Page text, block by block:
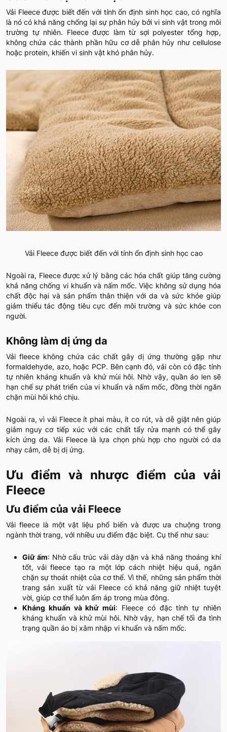
Vải Fleece được biết đến với tính ổn định sinh học cao, có nghĩa
là nó có khả năng chống lại sự phân hủy bởi vi sinh vật trong môi
trường tự nhiên. Fleece được làm từ sợi polyester tổng hợp,
không chứa các thành phần hữu cơ dễ phân hủy như cellulose
hoặc protein, khiến vi sinh vật khó phân hủy.
Vải Fleece được biết đến với tính ổn định sinh học cao
Ngoài ra, Fleece được xử lý bằng các hóa chất giúp tăng cường
khả năng chống vi khuẩn và nấm mốc. Việc không sử dụng hóa
chất độc hại và sản phẩm thân thiện với da và sức khỏe giúp
giảm thiểu tác động tiêu cực đến môi trường và sức khỏe con
người.
Không làm dị ứng da
Vải fleece không chứa các chất gây dị ứng thường gặp như
formaldehyde, azo, hoặc PCP. Bên cạnh đó, vải còn có đặc tính
tự nhiên kháng khuẩn và khử mùi hôi. Nhờ vậy, quần áo len sẽ
hạn chế sự phát triển của vi khuẩn và nấm mốc, đồng thời ngăn
chặn mùi hôi khó chịu.
Ngoài ra, vì vải Fleece ít phai màu, ít co rút, và dễ giặt nên giúp
giảm nguy cơ tiếp xúc với các chất tẩy rửa mạnh có thể gây
kích ứng da. Vải Fleece là lựa chọn phù hợp cho người có da
nhạy cảm, dễ bị dị ứng.
Ưu điểm và nhược điểm của vải
Fleece
Ưu điểm của vải Fleece
Vải fleece là một vật liệu phổ biến và được ưa chuộng trong
ngành thời trang, với nhiều ưu điểm đặc biệt. Cụ thể như sau:
Giữ ấm: Nhờ cấu trúc vải dày dặn và khả năng thoáng khí
tốt, vải fleece tạo ra một lớp cách nhiệt hiệu quả, ngăn
chặn sự thoát nhiệt của cơ thể. Vì thế, những sản phẩm thời
trang sản xuất từ vải Fleece có khả năng giữ nhiệt tuyệt
vời, giúp cơ thể luôn ấm áp trong mùa đông.
Kháng khuẩn và khử mùi: Fleece có đặc tính tự nhiên
kháng khuẩn và khử mùi hôi. Nhờ vậy, hạn chế tối đa tình
trạng quần áo bị xâm nhập vi khuẩn và nấm mốc.